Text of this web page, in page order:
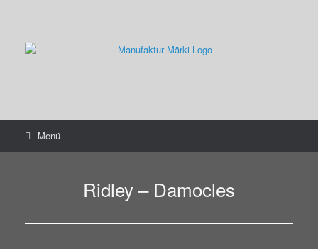
Menü
Ridley – Damocles